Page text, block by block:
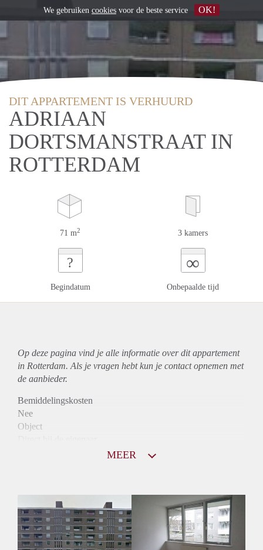
DIT APPARTEMENT IS VERHUURD
ADRIAAN
DORTSMANSTRAAT IN
ROTTERDAM
71 m2 3 kamers
?
Begindatum
∞
Onbepaalde tijd
Op deze pagina vind je alle informatie over ditappartement
in Rotterdam. Als je vragen hebt kun je contact opnemen met
de aanbieder.
Bemiddelingskosten
Nee
Object
Huurtoeslag
Mogelijk
Inkomen eis
N.V.T.
MEER
We gebruiken cookies voor de beste service OK!